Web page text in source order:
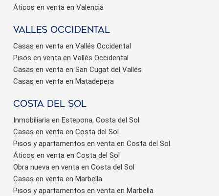
Áticos en venta en Valencia
valles occidental
Casas en venta en Vallés Occidental
Pisos en venta en Vallés Occidental
Casas en venta en San Cugat del Vallés
Casas en venta en Matadepera
Costa del sol
Inmobiliaria en Estepona, Costa del Sol
Casas en venta en Costa del Sol
Pisos y apartamentos en venta en Costa del Sol
Áticos en venta en Costa del Sol
Obra nueva en venta en Costa del Sol
Casas en venta en Marbella
Pisos y apartamentos en venta en Marbella